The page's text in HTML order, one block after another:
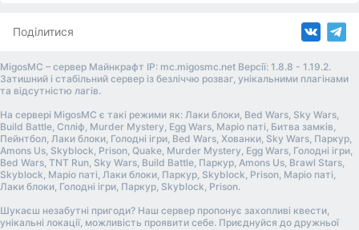
Поділитися
MigosMC – сервер Майнкрафт IP: mc.migosmc.net Версії: 1.8.8 - 1.19.2.
Затишний і стабільний сервер із безліччю розваг, унікальними плагінами
та відсутністю лагів.
На сервері MigosMC є такі режими як: Лаки блоки, Bed Wars, Sky Wars,
Build Battle, Спліф, Murder Mystery, Egg Wars, Маріо паті, Битва замків,
Пейнтбол, Лаки блоки, Голодні ігри, Bed Wars, Хованки, Sky Wars, Паркур,
Amons Us, Skyblock, Prison, Quake, Murder Mystery, Egg Wars, Голодні ігри,
Bed Wars, TNT Run, Sky Wars, Build Battle, Паркур, Amons Us, Brawl Stars,
Skyblock, Маріо паті, Лаки блоки, Паркур, Skyblock, Prison, Маріо паті,
Лаки блоки, Голодні ігри, Паркур, Skyblock, Prison.
Шукаєш незабутні пригоди? Наш сервер пропонує захопливі квести,
унікальні локації, можливість проявити себе. Приєднуйся до дружньої